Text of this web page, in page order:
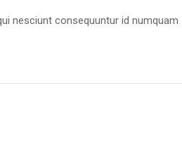
nesciunt consequuntur id numquam